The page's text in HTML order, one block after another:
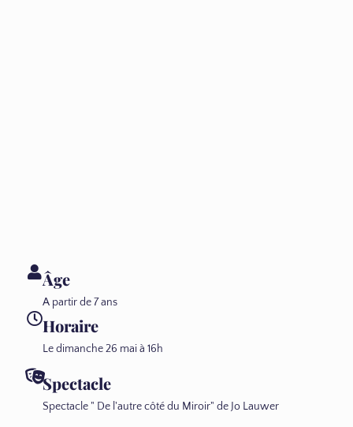
Âge
A partir de 7 ans
Horaire
Le dimanche 26 mai à 16h
Spectacle
Spectacle " De l'autre côté du Miroir" de Jo Lauwer